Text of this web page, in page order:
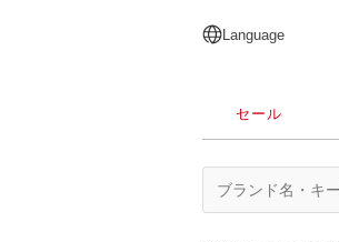
日本語
English
简体中文
繁體中文
Language
セール